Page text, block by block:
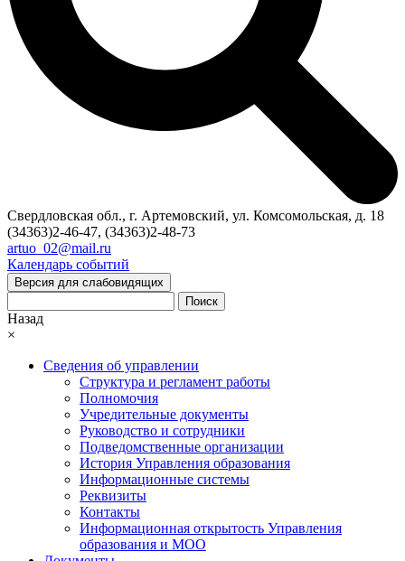
Свердловская обл., г. Артемовский, ул. Комсомольская, д. 18
(34363)2-46-47, (34363)2-48-73
artuo_02@mail.ru
Календарь событий
Версия для слабовидящих
Поиск
Назад
×
Сведения об управлении
Структура и регламент работы
Полномочия
Учредительные документы
Руководство и сотрудники
Подведомственные организации
История Управления образования
Информационные системы
Реквизиты
Контакты
Информационная открытость Управления
образования и МОО